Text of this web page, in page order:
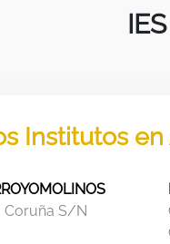
Institutos
Coruña S/N